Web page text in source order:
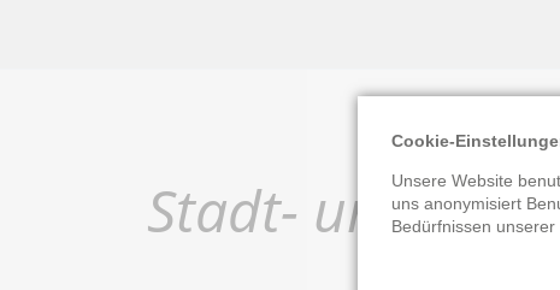
Stadt- und
Cookie-
Unsere Website
uns anonymisiert
Bedürfnissen unserer